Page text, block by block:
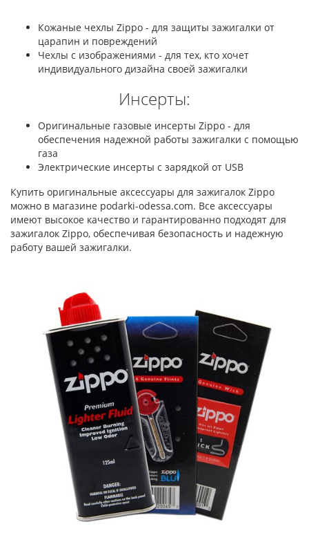
Кожаные чехлы Zippo - для защиты зажигалки от
царапин и повреждений
Чехлы с изображениями - для тех, кто хочет
индивидуального дизайна своей зажигалки
Инсерты:
Оригинальные газовые инсерты Zippo - для
обеспечения надежной работы зажигалки с помощью
газа
Электрические инсерты с зарядкой от USB
Купить оригинальные аксессуары для зажигалок Zippo
можно в магазине podarki-odessa.com. Все аксессуары
имеют высокое качество и гарантированно подходят для
зажигалок Zippo, обеспечивая безопасность и надежную
работу вашей зажигалки.